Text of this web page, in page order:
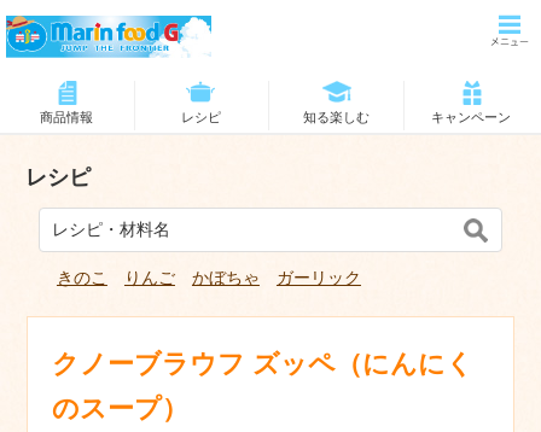
商品情報 レシピ 知る楽しむ キャンペーン
レシピ
きのこ りんご かぼちゃ ガーリック
クノーブラウフ ズッペ（にんにく
のスープ）